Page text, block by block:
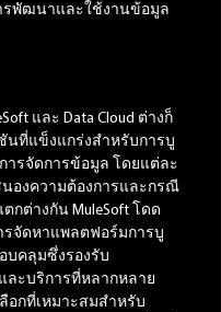
รพัฒนาและใช้งานข้อมูล
และ Data Cloud ต่างก็
นที่แข็งแกร่งสำหรับการบู
ารจัดการข้อมูล โดยแต่ละ
องความต้องการและกรณี
กต่างกัน MuleSoft โดด
รจัดหาแพลตฟอร์มการบู
บคลุมซึ่งรองรับ
ละบริการที่หลากหลาย
อกที่เหมาะสมสำหรับ